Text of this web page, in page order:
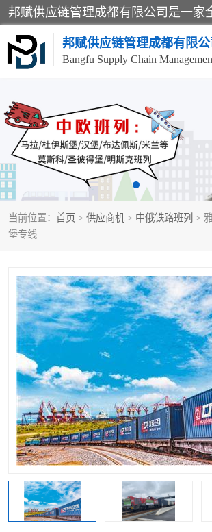
邦赋供应链管理成都有限公
当前位置： 首页 > 供应商机 > 中俄铁路班列 >
堡专线
进出口门到门 成都中
国际汽运 国际空运
食品进口物流清关 南美海
化妆品进口清关物流 国际海
中俄铁路班列 中欧班
蓉欧班列进口机械设备 马来西
东南亚铁路 铁路出
中俄班列莫斯科